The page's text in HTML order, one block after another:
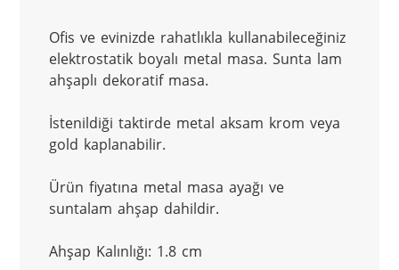
Ofis ve evinizde rahatlıkla kullanabileceğiniz
elektrostatik boyalı metal masa. Sunta lam
ahşaplı dekoratif masa.
İstenildiği taktirde metal aksam krom veya
gold kaplanabilir.
Ürün fiyatına metal masa ayağı ve
suntalam ahşap dahildir.
Ahşap Kalınlığı: 1.8 cm